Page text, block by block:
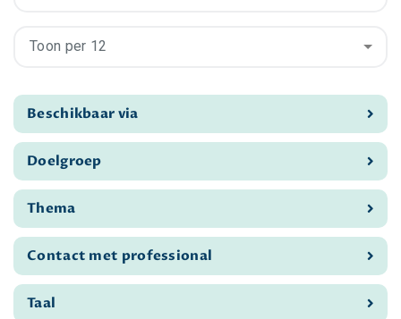
Toon per 12
Beschikbaar via
Doelgroep
Thema
Contact met professional
Taal